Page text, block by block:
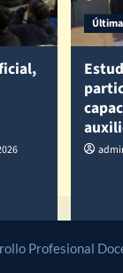
Profesional